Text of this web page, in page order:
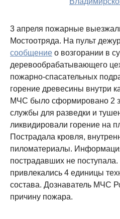
3 апреля пожарные
Мостоотряда. На пульт
сообщение о возгорании в
деревообрабатывающего
пожарно-спасательных
горение древесины внутри
МЧС было сформировано 2
службы для разведки и
ликвидировали горение на
Пострадала кровля,
пиломатериалы.
пострадавших не
привлекались 4 единицы
состава. Дознаватель МЧС
причину пожара.